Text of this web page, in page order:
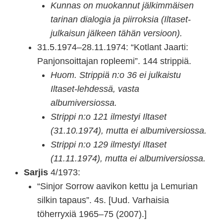
Kunnas on muokannut jälkimmäisen
tarinan dialogia ja piirroksia (Iltaset-
julkaisun jälkeen tähän versioon).
31.5.1974–28.11.1974: “Kotlant Jaarti:
Panjonsoittajan ropleemi”. 144 strippiä.
Huom. Strippiä n:o 36 ei julkaistu
Iltaset-lehdessä, vasta
albumiversiossa.
Strippi n:o 121 ilmestyi Iltaset
(31.10.1974), mutta ei albumiversiossa.
Strippi n:o 129 ilmestyi Iltaset
(11.11.1974), mutta ei albumiversiossa.
Sarjis 4/1973:
“Sinjor Sorrow aavikon kettu ja Lemurian
silkin tapaus”. 4s. [Uud. Varhaisia
töherryxiä 1965–75 (2007).]